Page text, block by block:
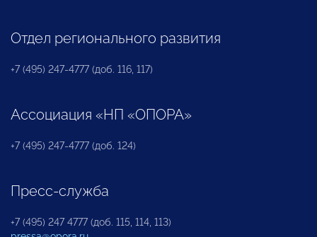
Отдел регионального развития
+7 (495) 247-4777 (доб. 116, 117)
Ассоциация «НП «ОПОРА»
+7 (495) 247-4777 (доб. 124)
Пресс-служба
+7 (495) 247 4777 (доб. 115, 114, 113)